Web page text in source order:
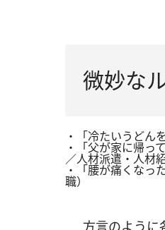
微妙な
・「冷たいうどん
・「父が家に帰っ
／人材派遣・人材
・「腰が痛くなっ
職）
方言のように